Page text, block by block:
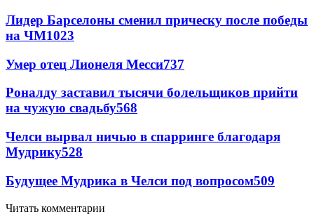
Лидер Барселоны сменил прическу после победы
на ЧМ1023
Умер отец Лионеля Месси737
Роналду заставил тысячи болельщиков прийти
на чужую свадьбу568
Челси вырвал ничью в спарринге благодаря
Мудрику528
Будущее Мудрика в Челси под вопросом509
Читать комментарии